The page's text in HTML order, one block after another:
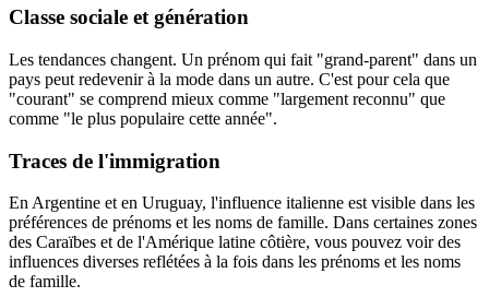
Classe sociale et génération
Les tendances changent. Un prénom qui fait "grand-parent" dans un
pays peut redevenir à la mode dans un autre. C'est pour cela que
"courant" se comprend mieux comme "largement reconnu" que
comme "le plus populaire cette année".
Traces de l'immigration
En Argentine et en Uruguay, l'influence italienne est visible dans les
préférences de prénoms et les noms de famille. Dans certaines zones
des Caraïbes et de l'Amérique latine côtière, vous pouvez voir des
influences diverses reflétées à la fois dans les prénoms et les noms
de famille.